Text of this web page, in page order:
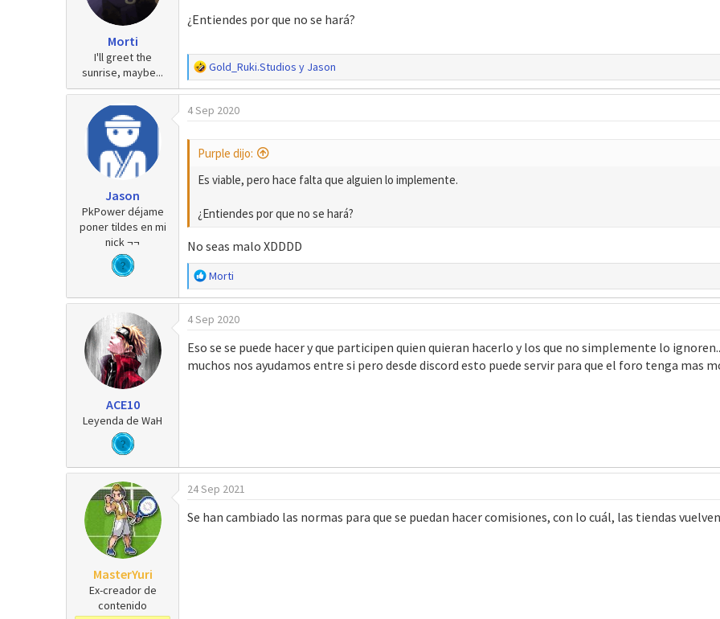
Morti
I'll greet the
sunrise, maybe...
¿Entiendes por que no se hará?
R
e
a
c
o
e
:
Gold_Ruki.Studios y Jason
Jason
PkPower déjame
poner tildes en mi
nick ¬¬
4 Sep 2020
Purple dijo:
Es viable, pero hace falta que alguien lo implemente.
¿Entiendes por que no se hará?
No seas malo XDDDD
R
e
a
c
i
o
Morti
ACE10
Leyenda de WaH
4 Sep 2020
Eso se se puede hacer y que participen quien quieran hacerlo y los que no simplemente lo
muchos nos ayudamos entre si pero desde discord esto puede servir para que el foro tenga mas
MasterYuri
Ex-creador de
contenido
24 Sep 2021
Se han cambiado las normas para que se puedan hacer comisiones, con lo cuál, las tiendas